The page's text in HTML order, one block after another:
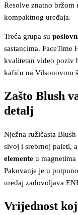
Resolve znatno bržom
kompaktnog uređaja.
Treća grupa su
sastancima. FaceTime
kvalitetan video poziv
kafiću na Vilsonovom
Zašto Blush
detalj
Nježna ružičasta
sivoj i srebrnoj paleti,
elemente u
Pakovanje je u
uređaj zadovoljava
Vrijednost